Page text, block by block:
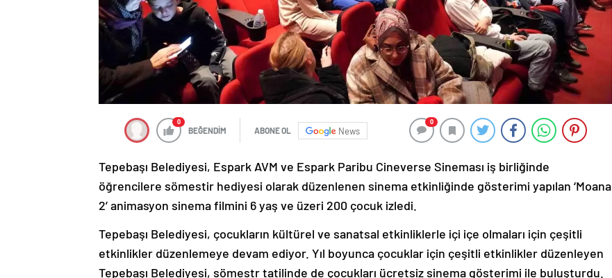
0
BEĞENDİM ABONE OL News
0
Tepebaşı Belediyesi, Espark AVM ve Espark Paribu Cineverse Sineması iş birliğinde
öğrencilere sömestir hediyesi olarak düzenlenen sinema etkinliğinde gösterimi yapılan ‘Moana
2’ animasyon sinema filmini 6 yaş ve üzeri 200 çocuk izledi.
Tepebaşı Belediyesi, çocukların kültürel ve sanatsal etkinliklerle içi içe olmaları için çeşitli
etkinlikler düzenlemeye devam ediyor. Yıl boyunca çocuklar için çeşitli etkinlikler düzenleyen
Tepebaşı Belediyesi, sömestr tatilinde de çocukları ücretsiz sinema gösterimi ile buluşturdu.